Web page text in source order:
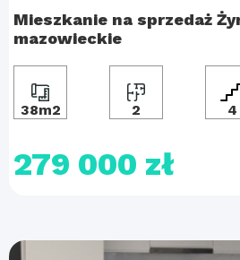
Mieszkanie na sprzedaż
mazowieckie
38m2 2 4
279 000 zł